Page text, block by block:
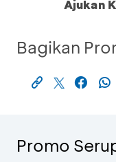
Ajukan
Bagikan
Promo